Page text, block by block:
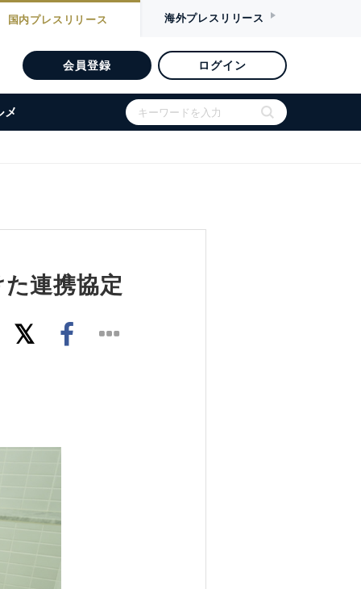
国内プレスリリース 海外プレスリリース
会員登録 ログイン
メ
連携協定